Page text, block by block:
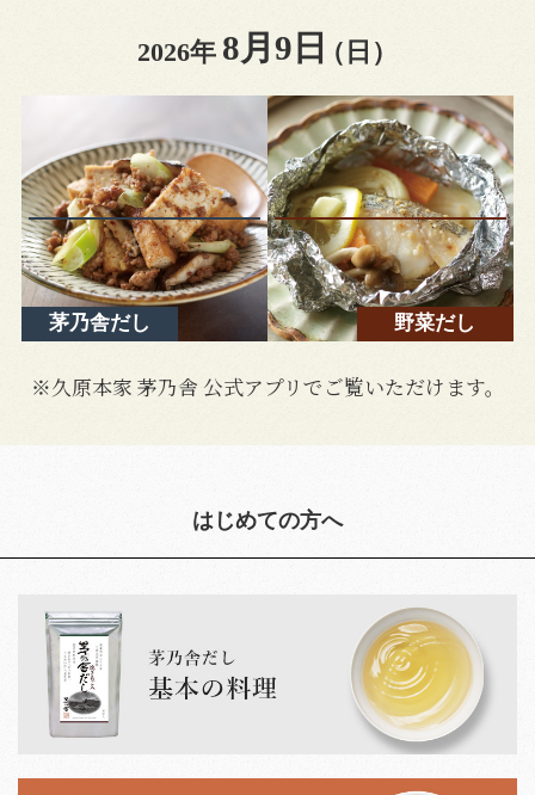
2026年 8月9日 （日）
茅乃舎だし 野菜だし
※久原本家 茅乃舎 公式アプリでご覧いただけます。
はじめての方へ